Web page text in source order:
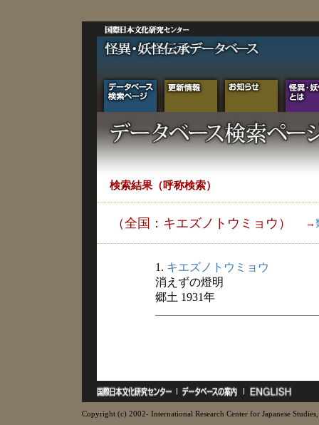
検索結果（呼称検索）
（全国：キエズノトウミョウ） →
1. キエズノトウミョウ
消えずの燈明
郷土 1931年
Copyright (c) 2002- International Research Center for Japanese